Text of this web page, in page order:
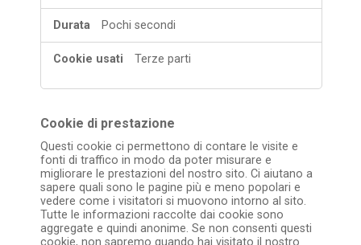
Pochi secondi
Terze parti
Cookie di prestazione
Questi cookie ci permettono di contare le visite e
fonti di traffico in modo da poter misurare e
migliorare le prestazioni del nostro sito. Ci aiutano a
sapere quali sono le pagine più e meno popolari e
vedere come i visitatori si muovono intorno al sito.
Tutte le informazioni raccolte dai cookie sono
aggregate e quindi anonime. Se non consenti questi
cookie, non sapremo quando hai visitato il nostro